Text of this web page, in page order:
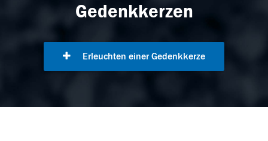
Gedenkkerzen
Erleuchten einer Gedenkkerze